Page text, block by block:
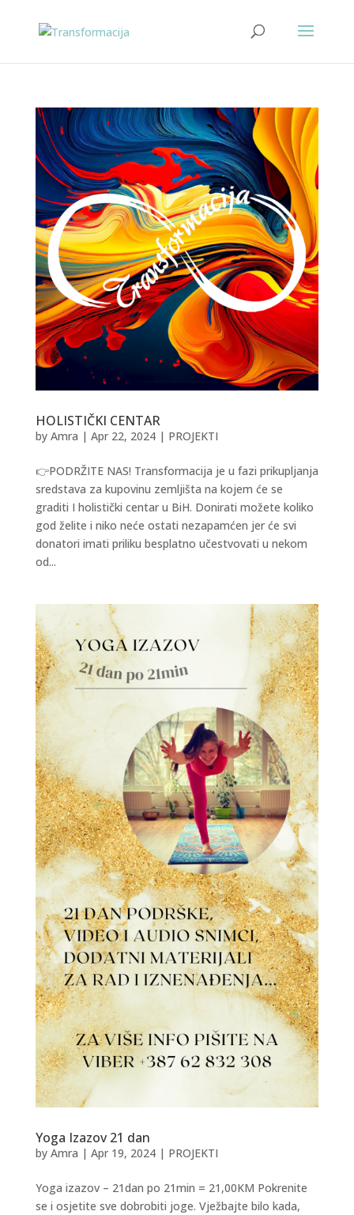
HOLISTIČKI CENTAR
by Amra | Apr 22, 2024| PROJEKTI
👉PODRŽITE NAS! Transformacija je u fazi prikupljanja
sredstava za kupovinu zemljišta na kojem će se
graditi I holistički centar u BiH. Donirati možete koliko
god želite i niko neće ostati nezapamćen jer će svi
donatori imati priliku besplatno učestvovati u nekom
od...
Yoga Izazov 21 dan
by Amra | Apr 19, 2024| PROJEKTI
Yoga izazov – 21dan po 21min = 21,00KM Pokrenite
se i osjetite sve dobrobiti joge. Vježbajte bilo kada,